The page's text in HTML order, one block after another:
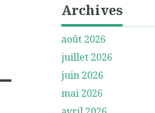
Archives
août 2026
juillet 2026
juin 2026
mai 2026